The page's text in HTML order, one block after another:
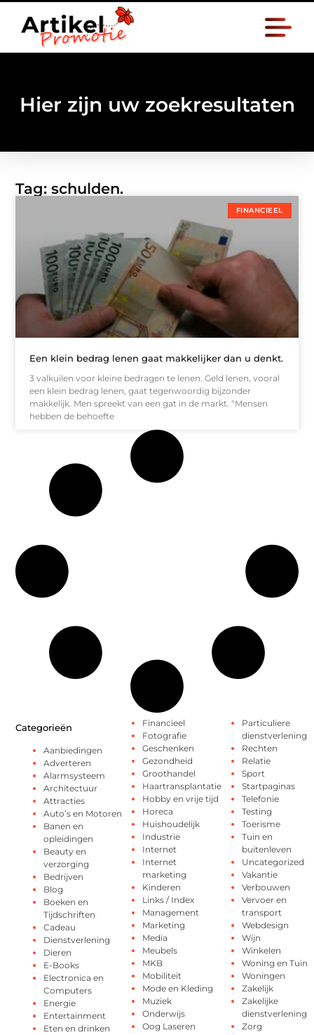
Hier zijn uw zoekresultaten
Tag: schulden.
FINANCIEEL
Een klein bedrag lenen gaat makkelijker dan u denkt.
3 valkuilen voor kleine bedragen te lenen. Geld lenen, vooral
een klein bedrag lenen, gaat tegenwoordig bijzonder
makkelijk. Men spreekt van een gat in de markt. “Mensen
hebben de behoefte
Categorieën
Aanbiedingen
Adverteren
Alarmsysteem
Architectuur
Attracties
Auto’s en Motoren
Banen en
opleidingen
Beauty en
verzorging
Bedrijven
Blog
Boeken en
Tijdschriften
Cadeau
Dienstverlening
Dieren
E-Books
Electronica en
Computers
Energie
Entertainment
Eten en drinken
Financieel
Fotografie
Geschenken
Gezondheid
Groothandel
Haartransplantatie
Hobby en vrije tijd
Horeca
Huishoudelijk
Industrie
Internet
Internet
marketing
Kinderen
Links / Index
Management
Marketing
Media
Meubels
MKB
Mobiliteit
Mode en Kleding
Muziek
Onderwijs
Oog Laseren
Particuliere
dienstverlening
Rechten
Relatie
Sport
Startpaginas
Telefonie
Testing
Toerisme
Tuin en
buitenleven
Uncategorized
Vakantie
Verbouwen
Vervoer en
transport
Webdesign
Wijn
Winkelen
Woning en Tuin
Woningen
Zakelijk
Zakelijke
dienstverlening
Zorg